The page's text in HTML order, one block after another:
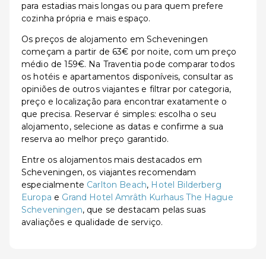
para estadias mais longas ou para quem prefere
cozinha própria e mais espaço.
Os preços de alojamento em Scheveningen
começam a partir de 63€ por noite, com um preço
médio de 159€. Na Traventia pode comparar todos
os hotéis e apartamentos disponíveis, consultar as
opiniões de outros viajantes e filtrar por categoria,
preço e localização para encontrar exatamente o
que precisa. Reservar é simples: escolha o seu
alojamento, selecione as datas e confirme a sua
reserva ao melhor preço garantido.
Entre os alojamentos mais destacados em
Scheveningen, os viajantes recomendam
especialmente Carlton Beach, Hotel Bilderberg
Europa e Grand Hotel Amrâth Kurhaus The Hague
Scheveningen, que se destacam pelas suas
avaliações e qualidade de serviço.